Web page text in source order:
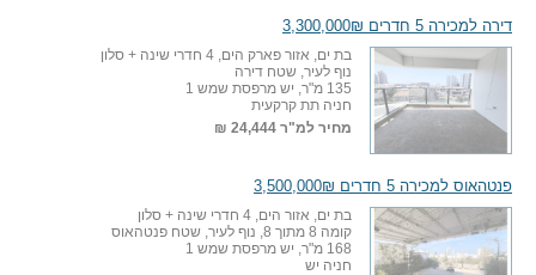
דירה למכירה 5 חדרים 3,300,000₪
בת ים, אזור פארק הים, 4 חדרי שינה + סלון
נוף לעיר, שטח דירה
135 מ"ר, יש מרפסת שמש 1
חניה תת קרקעית
מחיר למ"ר 24,444 ₪
פנטהאוס למכירה 5 חדרים 3,500,000₪
בת ים, אזור הים, 4 חדרי שינה + סלון
קומה 8 מתוך 8, נוף לעיר, שטח פנטהאוס
168 מ"ר, יש מרפסת שמש 1
חניה יש